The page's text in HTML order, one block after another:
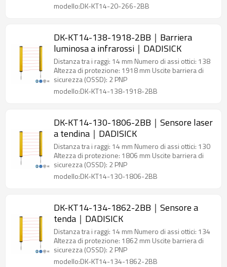
modello:DK-KT14-20-266-2BB
DK-KT14-138-1918-2BB｜Barriera
luminosa a infrarossi｜DADISICK
Distanza tra i raggi: 14 mm Numero di assi ottici: 138
Altezza di protezione: 1918 mm Uscite barriera di
sicurezza (OSSD): 2 PNP
modello:DK-KT14-138-1918-2BB
DK-KT14-130-1806-2BB｜Sensore laser
a tendina｜DADISICK
Distanza tra i raggi: 14 mm Numero di assi ottici: 130
Altezza di protezione: 1806 mm Uscite barriera di
sicurezza (OSSD): 2 PNP
modello:DK-KT14-130-1806-2BB
DK-KT14-134-1862-2BB｜Sensore a
tenda｜DADISICK
Distanza tra i raggi: 14 mm Numero di assi ottici: 134
Altezza di protezione: 1862 mm Uscite barriera di
sicurezza (OSSD): 2 PNP
modello:DK-KT14-134-1862-2BB